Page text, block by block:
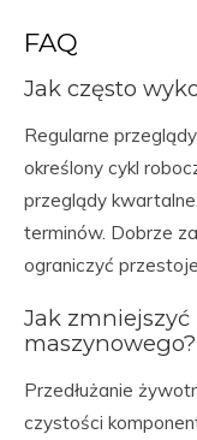
FAQ
Jak często
Regularne
określony cykl
przeglądy
terminów. Dobrze
ograniczyć
Jak zmniejszyć
maszynowego?
Przedłużanie
czystości